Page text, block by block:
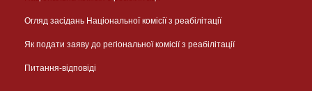
Огляд засідань Національної комісії з реабілітації
Як подати заяву до регіональної комісії з реабілітації
Питання-відповіді